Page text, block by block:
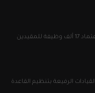
الرئيس الزبيدي يوجه باعتماد 17 ألف وظيفة للمقيدين
الرفيعة بتنظيم القاعدة